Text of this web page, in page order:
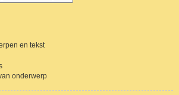
en tekst
onderwerp